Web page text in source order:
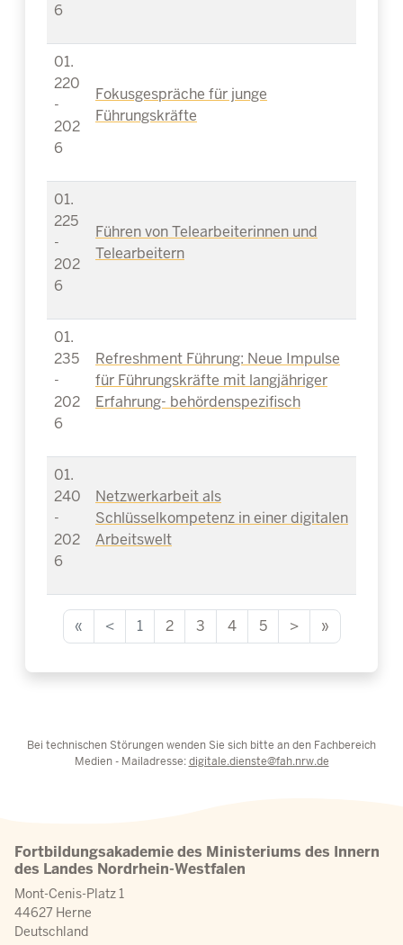
6
01.
220
-
202
6
Fokusgespräche für junge
Führungskräfte
01.
225
-
202
6
Führen von Telearbeiterinnen und
Telearbeitern
01.
235
-
202
6
Refreshment Führung: Neue Impulse
für Führungskräfte mit langjähriger
Erfahrung- behördenspezifisch
01.
240
-
202
6
Netzwerkarbeit als
Schlüsselkompetenz in einer digitalen
Arbeitswelt
« < 1 2 3 4 5 > »
Bei technischen Störungen wenden Sie sich bitte an den Fachbereich
Medien - Mailadresse:digitale.dienste@fah.nrw.de
Fortbildungsakademie des Ministeriums des Innern
des Landes Nordrhein-Westfalen
Mont-Cenis-Platz 1
44627 Herne
Deutschland